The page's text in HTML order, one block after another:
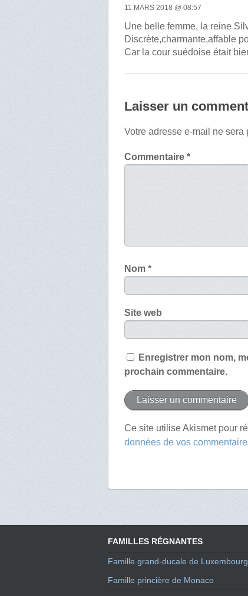
11 MARS 2018 @ 08:57
Une belle femme, la reine
Discrète,charmante,affable
Car la cour suédoise était
Laisser un
Votre adresse e-mail ne sera
Commentaire*
Nom*
Site web
Enregistrer mon nom,
prochain commentaire.
Ce site utilise Akismet pour
données de vos
FAMILLES RÉGNANTES
Famille grand-ducale de Luxembourg
Famille princière de Monaco